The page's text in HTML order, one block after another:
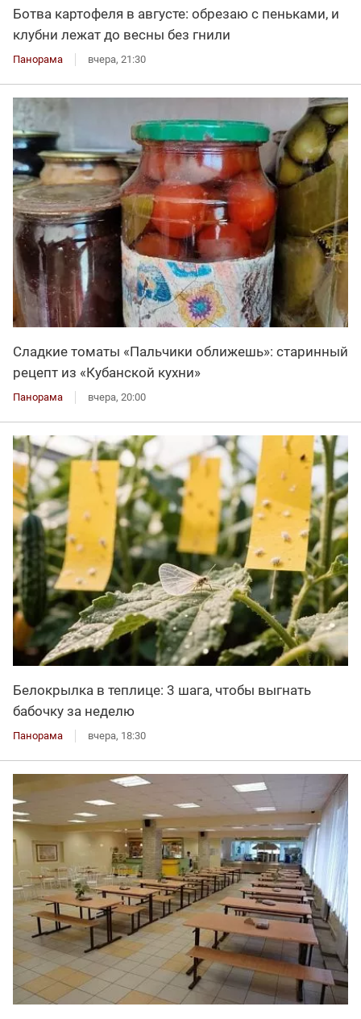
Ботва картофеля в августе: обрезаю с пеньками, и
клубни лежат до весны без гнили
Панорама вчера, 21:30
Сладкие томаты «Пальчики оближешь»: старинный
рецепт из «Кубанской кухни»
Панорама вчера, 20:00
Белокрылка в теплице: 3 шага, чтобы выгнать
бабочку за неделю
Панорама вчера, 18:30